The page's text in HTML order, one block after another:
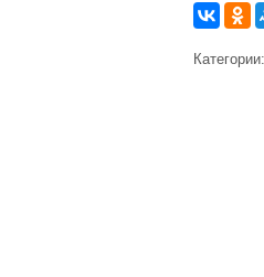
Категории: